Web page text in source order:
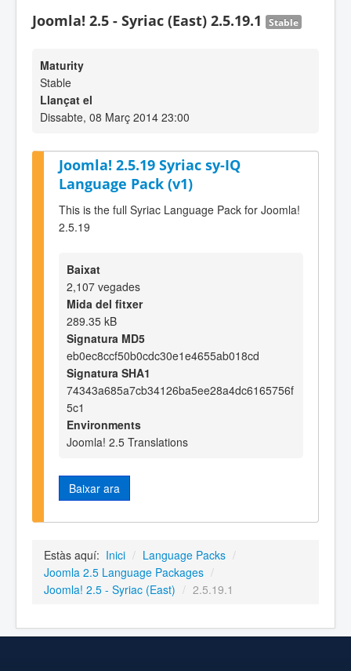
Joomla! 2.5 - Syriac (East) 2.5.19.1 Stable
Maturity
Stable
Llançat el
Dissabte, 08 Març 2014 23:00
Joomla! 2.5.19 Syriac sy-IQ
Language Pack (v1)
This is the full Syriac Language Pack for Joomla!
2.5.19
Baixat
2,107 vegades
Mida del fitxer
289.35 kB
Signatura MD5
eb0ec8ccf50b0cdc30e1e4655ab018cd
Signatura SHA1
74343a685a7cb34126ba5ee28a4dc6165756f
5c1
Environments
Joomla! 2.5 Translations
Baixar ara
Estàs aquí: Inici / Language Packs /
Joomla 2.5 Language Packages /
Joomla! 2.5 - Syriac (East) / 2.5.19.1